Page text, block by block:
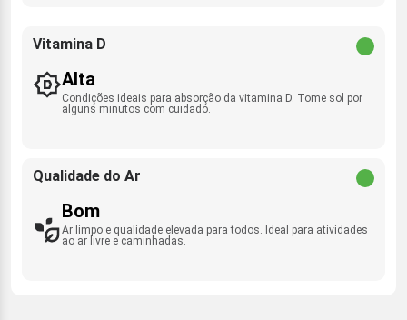
Vitamina D
Alta
Condições ideais para absorção da vitamina D. Tome sol por
alguns minutos com cuidado.
Qualidade do Ar
Bom
Ar limpo e qualidade elevada para todos. Ideal para atividades
ao ar livre e caminhadas.